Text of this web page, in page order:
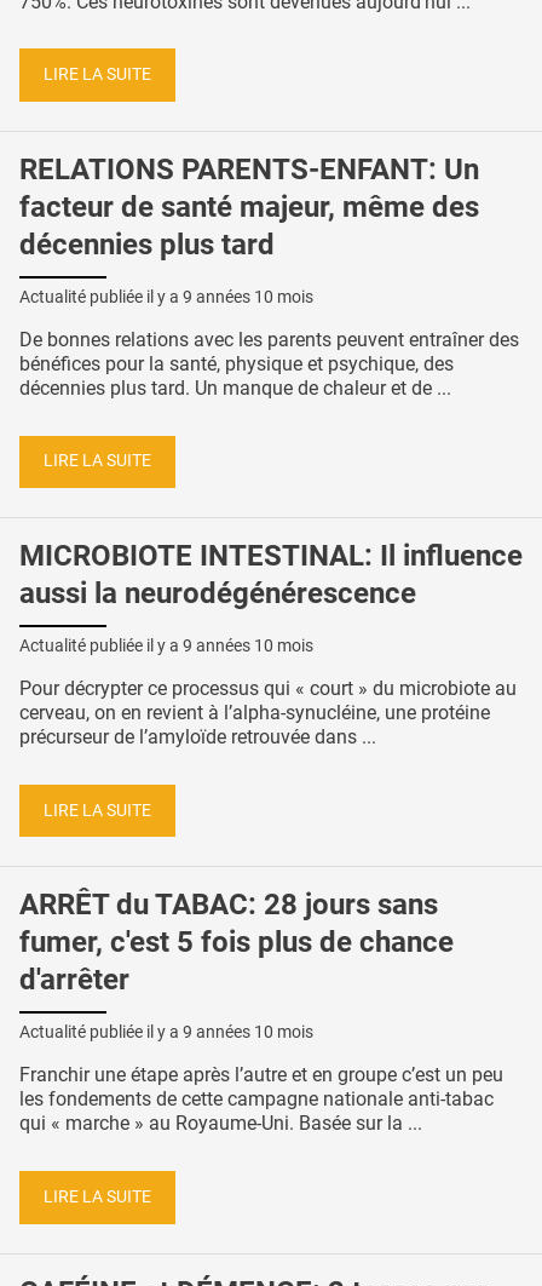
LIRE LA SUITE
RELATIONS PARENTS-ENFANT: Un
facteur de santé majeur, même des
décennies plus tard
Actualité publiée il y a 9 années 10 mois
De bonnes relations avec les parents peuvent entraîner des
bénéfices pour la santé, physique et psychique, des
décennies plus tard. Un manque de chaleur et de ...
LIRE LA SUITE
MICROBIOTE INTESTINAL: Il influence
aussi la neurodégénérescence
Actualité publiée il y a 9 années 10 mois
Pour décrypter ce processus qui « court » du microbiote au
cerveau, on en revient à l’alpha-synucléine, une protéine
précurseur de l’amyloïde retrouvée dans ...
LIRE LA SUITE
ARRÊT du TABAC: 28 jours sans
fumer, c'est 5 fois plus de chance
d'arrêter
Actualité publiée il y a 9 années 10 mois
Franchir une étape après l’autre et en groupe c’est un peu
les fondements de cette campagne nationale anti-tabac
qui « marche » au Royaume-Uni. Basée sur la ...
LIRE LA SUITE